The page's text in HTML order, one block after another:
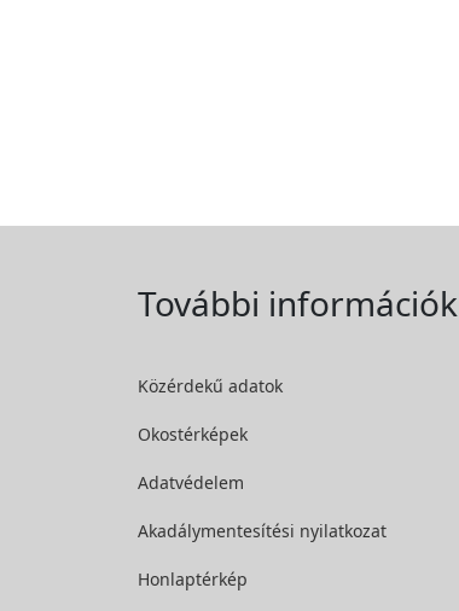
További információk
Közérdekű adatok
Okostérképek
Adatvédelem
Akadálymentesítési nyilatkozat
Honlaptérkép